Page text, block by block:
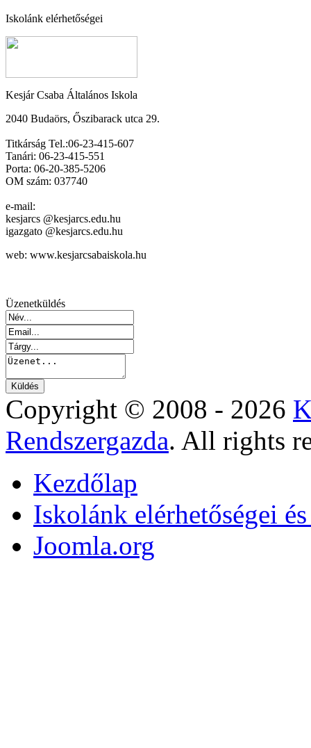
Iskolánk elérhetőségei
Kesjár Csaba Általános Iskola
2040 Budaörs, Őszibarack utca 29.
Titkárság Tel.:06-23-415-607
Tanári: 06-23-415-551
Porta: 06-20-385-5206
OM szám: 037740
e-mail:
kesjarcs @kesjarcs.edu.hu
igazgato @kesjarcs.edu.hu
web: www.kesjarcsabaiskola.hu
Üzenetküldés
Copyright © 2008 - 2026
Rendszergazda. All rights
Kezdőlap
Iskolánk elérhetőségei
Joomla.org